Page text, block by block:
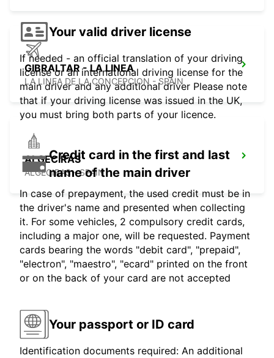
GIBRALTAR - LA LINEA
LA LINEA DE LA CONCEPCION - SPAIN
ALGECIRAS
ALGECIRAS - SPAIN
Your valid driver license
If needed - an official translation of your driving
license or an international driving license for the
main driver and any additional driver Please note
that if your driving license was issued in the UK,
you must bring both parts of your licence.
Credit card in the first and last
name of the main driver
In case of prepayment, the used credit must be in
the driver's name and presented when collecting
it. For some vehicles, 2 compulsory credit cards,
including a major one, will be requested. Payment
cards bearing the words "debit card", "prepaid",
"electron", "maestro", "ecard" printed on the front
or on the back of your card are not accepted
Your passport or ID card
Identification documents required: An additional